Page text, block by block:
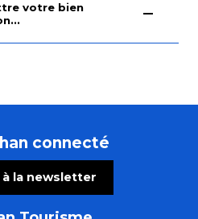
votre bien
connecté
la newsletter